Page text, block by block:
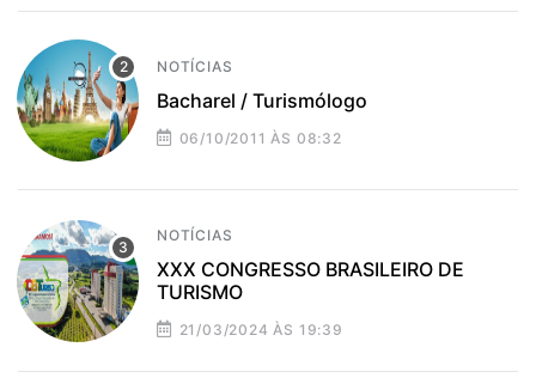
NOTÍCIAS
Bacharel / Turismólogo
06/10/2011 ÀS 08:32
NOTÍCIAS
XXX CONGRESSO BRASILEIRO DE
TURISMO
21/03/2024 ÀS 19:39